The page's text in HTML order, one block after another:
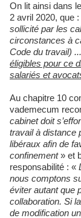
On lit ainsi dans
2 avril 2020, que :
sollicité par les
circonstances à
Code du travail) ...
éligibles pour ce
salariés et
Au chapitre 10
vademecum
cabinet doit
travail à distance
libéraux afin de
confinement» et
responsabilité : «
nous comptons
éviter autant que
collaboration. Si
de modification